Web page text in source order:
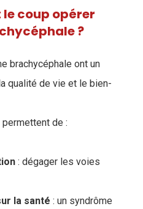
le coup opérer
?
brachycéphale ont un
qualité de vie et le bien-
de :
: dégager les voies
la santé : un syndrôme